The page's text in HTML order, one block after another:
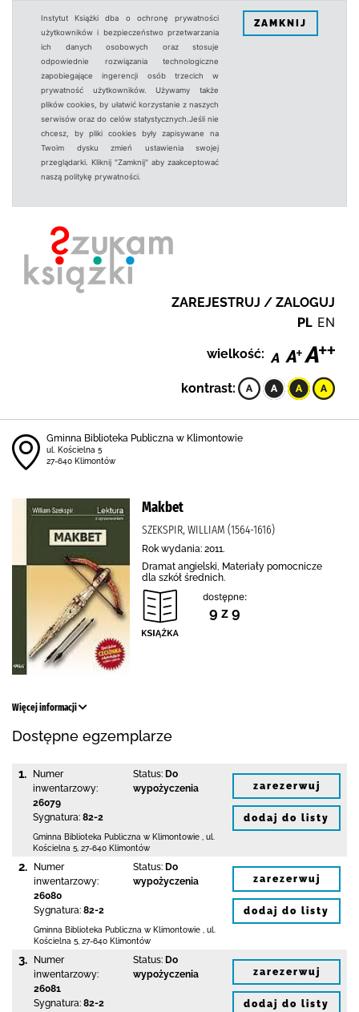
Instytut Książki dba o ochronę prywatności
użytkowników i bezpieczeństwo przetwarzania
ich danych osobowych oraz stosuje
odpowiednie rozwiązania technologiczne
zapobiegające ingerencji osób trzecich w
prywatność użytkowników. Używamy także
plików cookies, by ułatwić korzystanie z naszych
serwisów oraz do celów statystycznych.Jeśli nie
chcesz, by pliki cookies były zapisywane na
Twoim dysku zmień ustawienia swojej
przeglądarki. Kliknij "Zamknij" aby zaakceptować
naszą politykę prywatności.
ZAMKNIJ
ZAREJESTRUJ / ZALOGUJ
PL EN
wielkość:
kontrast:
Gminna Biblioteka Publiczna w Klimontowie
ul. Kościelna 5
27-640 Klimontów
Makbet
SZEKSPIR, WILLIAM (1564-1616)
Rok wydania: 2011.
Dramat angielski, Materiały pomocnicze
dla szkół średnich.
dostępne:
9 z 9
Więcej informacji
Dostępne egzemplarze
1.
Numer
inwentarzowy:
26079
Sygnatura: 82-2
Status: Do
wypożyczenia
Gminna Biblioteka Publiczna w Klimontowie
ul.
Kościelna 5 27-640 Klimontów
zarezerwuj
dodaj do listy
2.
Numer
inwentarzowy:
26080
Sygnatura: 82-2
Status: Do
wypożyczenia
Gminna Biblioteka Publiczna w Klimontowie
ul.
Kościelna 5 27-640 Klimontów
zarezerwuj
dodaj do listy
3.
Numer
inwentarzowy:
26081
Sygnatura: 82-2
Status: Do
wypożyczenia
zarezerwuj
dodaj do listy